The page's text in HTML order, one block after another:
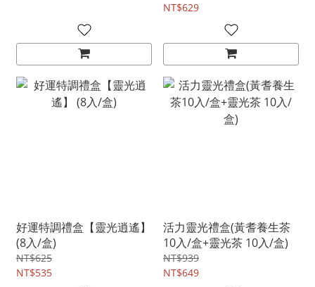
NT$629
好運特調禮盒【靈光逍遙】
(8入/盒)
NT$625
NT$535
活力靈光禮盒(黃耆養生茶
10入/盒+靈光茶 10入/盒)
NT$939
NT$649